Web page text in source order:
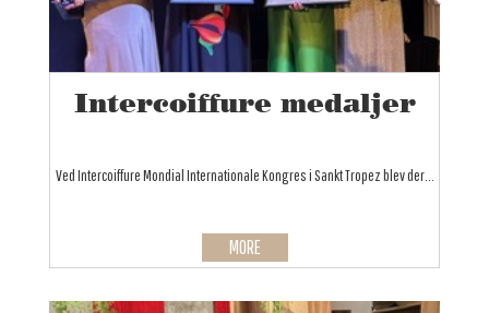
Intercoiffure medaljer
Ved Intercoiffure Mondial Internationale Kongres i Sankt Tropez blev der...
MORE